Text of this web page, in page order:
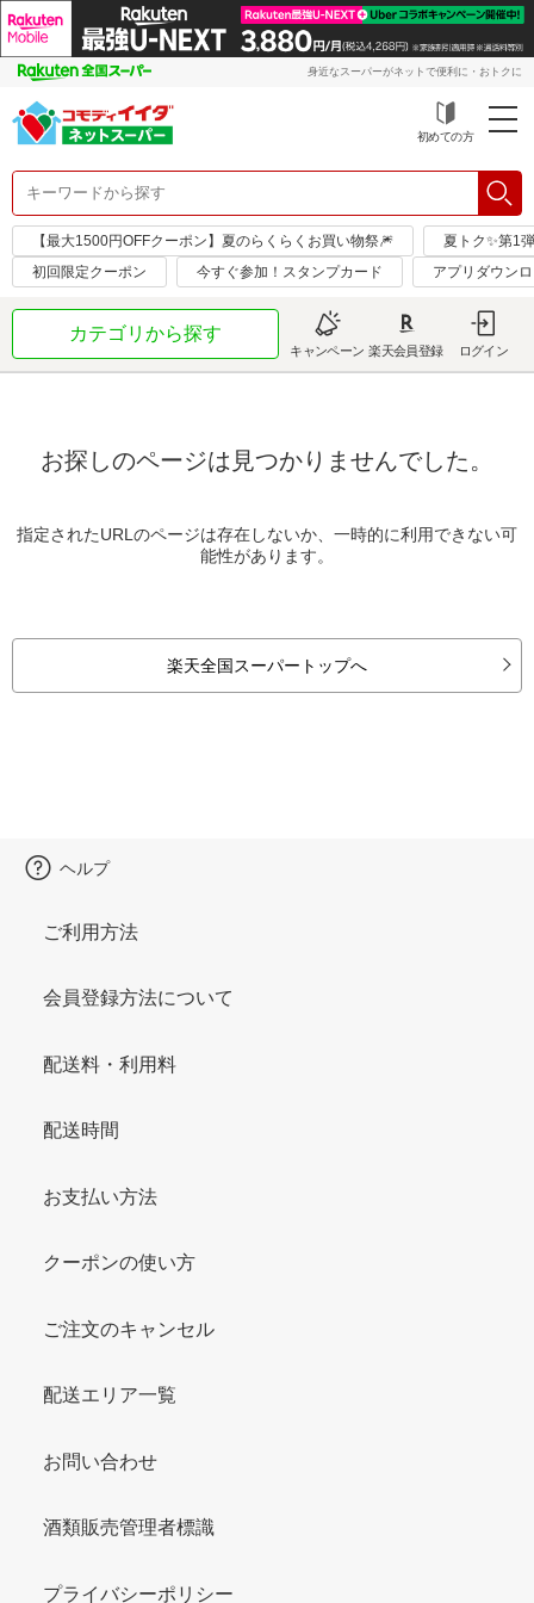
身近なスーパーがネットで便利に・おトクに
初めての方
【最大1500円OFFクーポン】夏のらくらくお買い物祭🎆
夏トク✨第1
初回限定クーポン
今すぐ参加！スタンプカード アプリダウン
カテゴリから探す
キャンペーン 楽天会員登録 ログイン
お探しのページは見つかりませんでした。
指定されたURLのページは存在しないか、一時的に利用できない可
能性があります。
楽天全国スーパートップへ
ヘルプ
ご利用方法
会員登録方法について
配送料・利用料
配送時間
お支払い方法
クーポンの使い方
ご注文のキャンセル
配送エリア一覧
お問い合わせ
酒類販売管理者標識
プライバシーポリシー